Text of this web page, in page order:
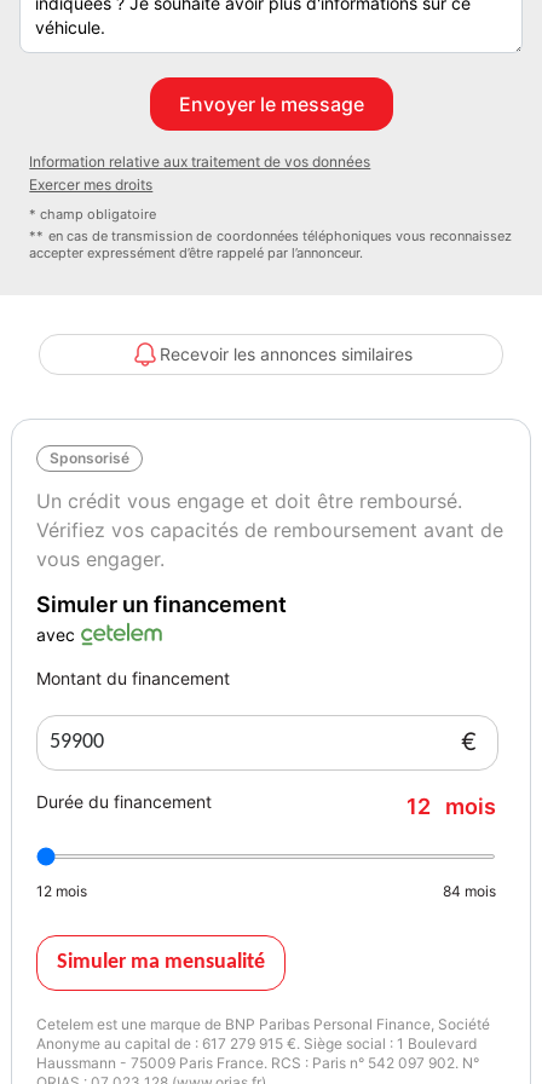
• Allumage automatique des phares • Capteurs de pluie
automatique • Planche de bord techno avec inserts en aluminium
OPTIONS SUPPLEMENTAIRES : Chauffage TRUMA Diésel – Rails
en soute - Store extérieur – Stores plissés en cabine - Douchette
portes
Garantie 12 mois
Nous pouvons vous accompagner pour un éventuel financement,
garantie 12 mois. 59900 euros.
Information relative aux traitement de vos données
Exercer mes droits
* champ obligatoire
** en cas de transmission de coordonnées téléphoniques vous reconnaissez
accepter expressément d’être rappelé par l’annonceur.
Recevoir les annonces similaires
Sponsorisé
Un crédit vous engage et doit être remboursé.
Vérifiez vos capacités de remboursement avant de
vous engager.
Simuler un financement
avec
Montant du financement
€
Durée du financement 12 mois
12 mois 84 mois
Simuler ma mensualité
Cetelem est une marque de BNP Paribas Personal Finance, Société
Anonyme au capital de : 617 279 915 €. Siège social : 1 Boulevard
Haussmann - 75009 Paris France. RCS : Paris n° 542 097 902. N°